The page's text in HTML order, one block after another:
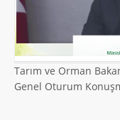
Tarım ve Orman
Genel Oturum